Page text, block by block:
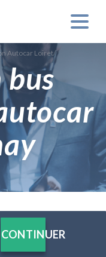
Autocar Loiret/
CONTINUER